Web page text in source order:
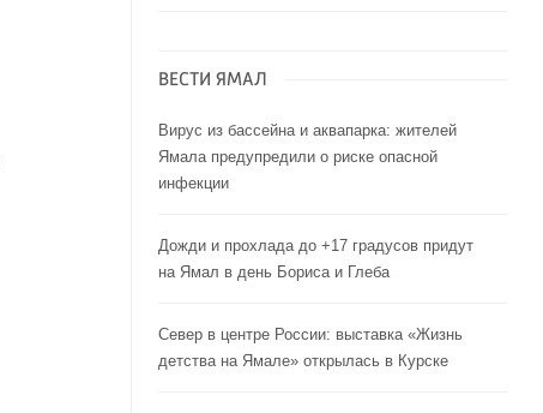
ВЕСТИ ЯМАЛ
Вирус из бассейна и аквапарка: жителей
Ямала предупредили о риске опасной
инфекции
Дожди и прохлада до +17 градусов придут
на Ямал в день Бориса и Глеба
Север в центре России: выставка «Жизнь
детства на Ямале» открылась в Курске